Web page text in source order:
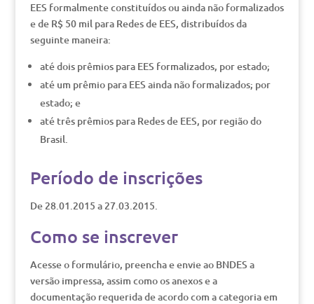
EES formalmente constituídos ou ainda não formalizados
e de R$ 50 mil para Redes de EES, distribuídos da
seguinte maneira:
até dois prêmios para EES formalizados, por estado;
até um prêmio para EES ainda não formalizados; por
estado; e
até três prêmios para Redes de EES, por região do
Brasil.
Período de inscrições
De 28.01.2015 a 27.03.2015.
Como se inscrever
Acesse o formulário, preencha e envie ao BNDES a
versão impressa, assim como os anexos e a
documentação requerida de acordo com a categoria em